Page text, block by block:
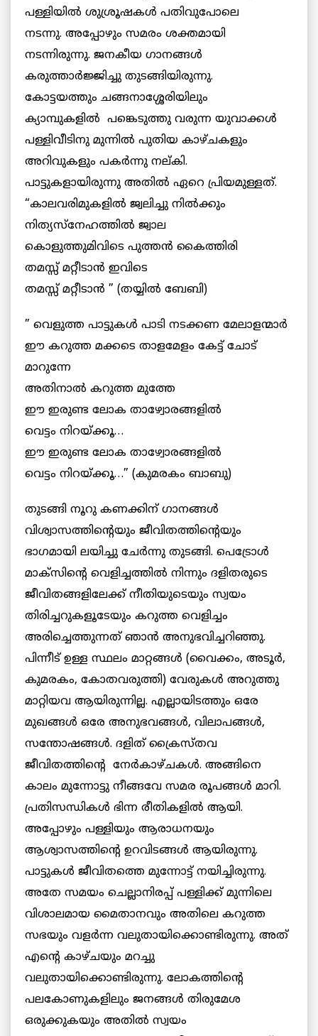
പള്ളിയില്‍ ശുശ്രൂഷകള്‍ പതിവുപോലെ
നടന്നു. അപ്പോഴും സമരം ശക്തമായി
നടന്നിരുന്നു. ജനകീയ ഗാനങ്ങള്‍
കരുത്താര്‍ജ്ജിച്ചു തുടങ്ങിയിരുന്നു.
കോട്ടയത്തും ചങ്ങനാശ്ശേരിയിലും
ക്യാമ്പുകളില്‍ പങ്കെടുത്തു വരുന്ന യുവാക്കള്‍
പള്ളിവീടിനു മുന്നില്‍ പുതിയ കാഴ്ചകളും
അറിവുകളും പകര്‍ന്നു നല്കി.
പാട്ടുകളായിരുന്നു അതില്‍ ഏറെ പ്രിയമുള്ളത്.
“കാലവരിമുകളില്‍ ജ്വലിച്ചു നില്‍ക്കും
നിത്യസ്നേഹത്തില്‍ ജ്വാല
കൊളുത്തുമിവിടെ പുത്തന്‍ കൈത്തിരി
തമസ്സ് മറ്റീടാന്‍ ഇവിടെ
തമസ്സ് മറ്റീടാന്‍ ” (തയ്യില്‍ ബേബി)
” വെളുത്ത പാട്ടുകള്‍ പാടി നടക്കണ മേലാളന്മാര്‍
ഈ കറുത്ത മക്കടെ താളമേളം കേട്ട് ചോട്
മാറുന്നേ
അതിനാല്‍ കറുത്ത മുത്തേ
ഈ ഇരുണ്ട ലോക താഴ്വോരങ്ങളില്‍
വെട്ടം നിറയ്ക്കൂ…
ഈ ഇരുണ്ട ലോക താഴ്വോരങ്ങളില്‍
വെട്ടം നിറയ്ക്കൂ…” (കുമരകം ബാബു)
തുടങ്ങി നൂറു കണക്കിന് ഗാനങ്ങള്‍
വിശ്വാസത്തിന്റെയും ജീവിതത്തിന്റെയും
ഭാഗമായി ലയിച്ചു ചേര്‍ന്നു തുടങ്ങി. പെട്രോള്‍
മാക്സിന്റെ വെളിച്ചത്തില്‍ നിന്നും ദളിതരുടെ
ജീവിതങ്ങളിലേക്ക് നീതിയുടെയും സ്വയം
തിരിച്ചറുകളൂടേയും കറുത്ത വെളിച്ചം
അരിച്ചെത്തുന്നത് ഞാന്‍ അനുഭവിച്ചറിഞ്ഞു.
പിന്നീട് ഉള്ള സ്ഥലം മാറ്റങ്ങള്‍ (വൈക്കം, അടൂര്‍,
കുമരകം, കോതവരുത്തി) വേരുകള്‍ അറുത്തു
മാറ്റിയവ ആയിരുന്നില്ല. എല്ലായിടത്തും ഒരേ
മുഖങ്ങള്‍ ഒരേ അനുഭവങ്ങള്‍, വിലാപങ്ങള്‍,
സന്തോഷങ്ങള്‍. ദളിത് ക്രൈസ്തവ
ജീവിതത്തിന്റെ നേര്‍കാഴ്ചകള്‍. അങ്ങിനെ
കാലം മുന്നോട്ടു നീങ്ങവേ സമര രൂപങ്ങള്‍ മാറി.
പ്രതിസന്ധികള്‍ ഭിന്ന രീതികളില്‍ ആയി.
അപ്പോഴും പള്ളിയും ആരാധനയും
ആശ്വാസത്തിന്റെ ഉറവിടങ്ങള്‍ ആയിരുന്നു.
പാട്ടുകള്‍ ജീവിതത്തെ മുന്നോട്ട് നയിച്ചിരുന്നു.
അതേ സമയം ചെല്ലാനിരപ്പ് പള്ളിക്ക് മുന്നിലെ
വിശാലമായ മൈതാനവും അതിലെ കറുത്ത
സഭയും വളര്‍ന്ന വലുതായിക്കൊണ്ടിരുന്നു. അത്
എന്റെ കാഴ്ചയും മറച്ചു
വലുതായിക്കൊണ്ടിരുന്നു. ലോകത്തിന്റെ
പലകോണുകളിലും ജനങ്ങള്‍ തിരുമേശ
ഒരുക്കുകയും അതില്‍ സ്വയം